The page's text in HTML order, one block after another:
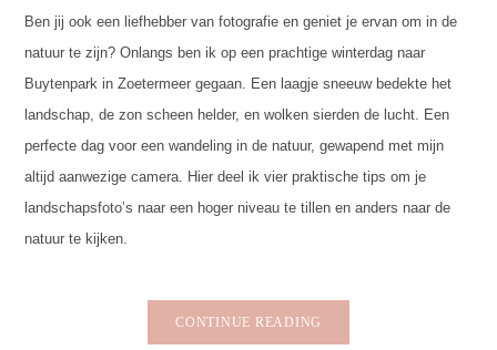
Ben jij ook een liefhebber van fotografie en geniet je ervan om in de
natuur te zijn? Onlangs ben ik op een prachtige winterdag naar
Buytenpark in Zoetermeer gegaan. Een laagje sneeuw bedekte het
landschap, de zon scheen helder, en wolken sierden de lucht. Een
perfecte dag voor een wandeling in de natuur, gewapend met mijn
altijd aanwezige camera. Hier deel ik vier praktische tips om je
landschapsfoto’s naar een hoger niveau te tillen en anders naar de
natuur te kijken.
CONTINUE READING